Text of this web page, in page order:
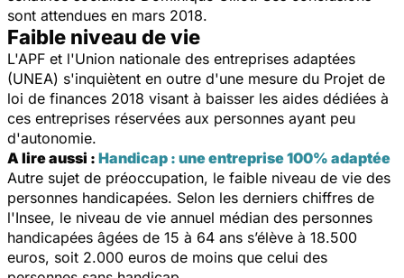
sont attendues en mars 2018.
Faible niveau de vie
L'APF et l'Union nationale des entreprises adaptées
(UNEA) s'inquiètent en outre d'une mesure du Projet de
loi de finances 2018 visant à baisser les aides dédiées à
ces entreprises réservées aux personnes ayant peu
d'autonomie.
A lire aussi : Handicap : une entreprise 100% adaptée
Autre sujet de préoccupation, le faible niveau de vie des
personnes handicapées. Selon les derniers chiffres de
l'Insee, le niveau de vie annuel médian des personnes
handicapées âgées de 15 à 64 ans s’élève à 18.500
euros, soit 2.000 euros de moins que celui des